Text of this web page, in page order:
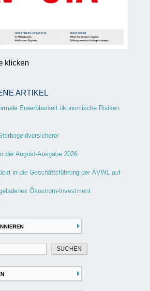
klicken
ARTIKEL
Erwerbbarkeit ökonomische Risiken
der August-Ausgabe 2026
in die Geschäftsführung der ÄVWL auf
Ökostrom-Investment